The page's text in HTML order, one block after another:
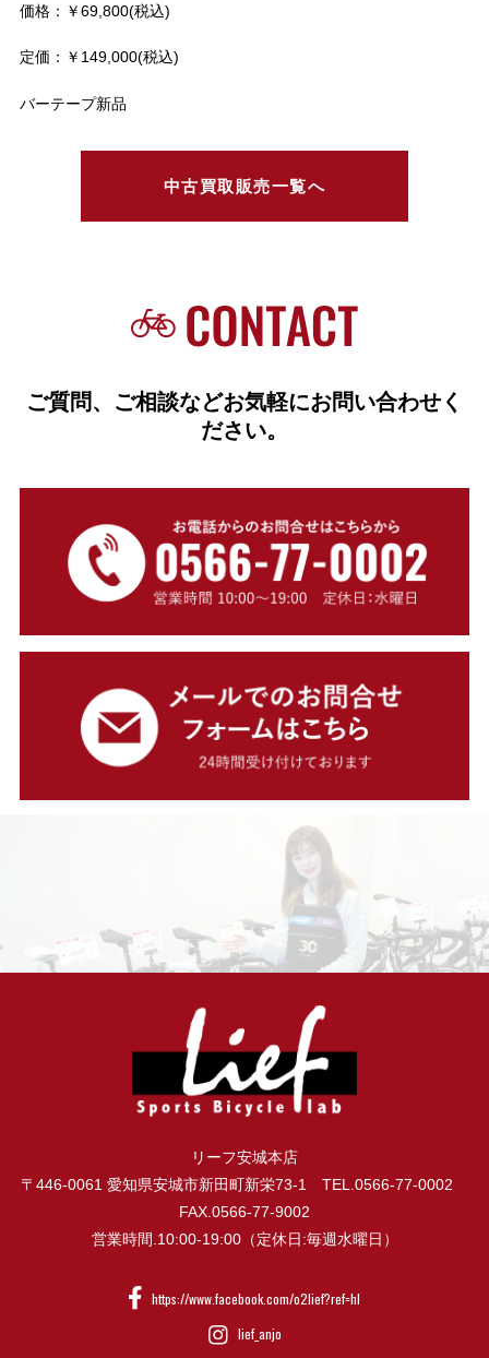
価格：￥69,800(税込)
定価：￥149,000(税込)
バーテープ新品
中古買取販売一覧へ
ご質問、ご相談などお気軽にお問い合わせく
ださい。
リーフ安城本店
〒446-0061 愛知県安城市新田町新栄73-1 TEL.0566-77-0002
FAX.0566-77-9002
営業時間.10:00-19:00（定休日:毎週水曜日）
https://www.facebook.com/o2lief?ref=hl
lief_anjo